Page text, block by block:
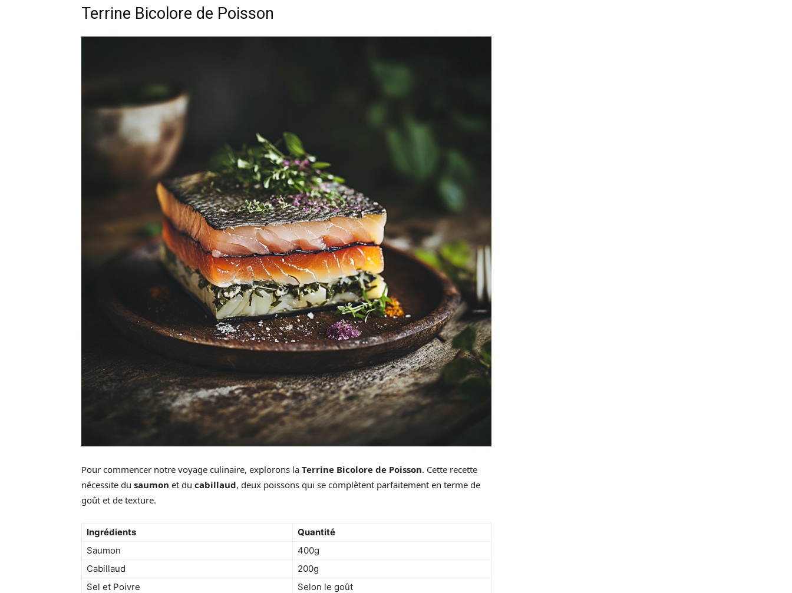
Terrine Bicolore de Poisson
Pour commencer notre voyage culinaire, explorons la Terrine Bicolore de Poisson. Cette recette
nécessite du saumon et du cabillaud, deux poissons qui se complètent parfaitement en terme de
goût et de texture.
Ingrédients
Quantité
Saumon
400g
Cabillaud
200g
Sel et Poivre
Selon le goût